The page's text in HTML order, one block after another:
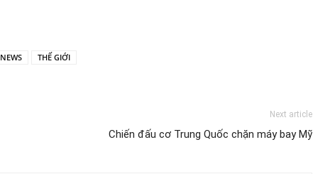
NEWS THẾ GIỚI
Next article
Chiến đấu cơ Trung Quốc chặn máy bay Mỹ